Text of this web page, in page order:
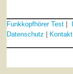
Funkkopfhörer Test
Datenschutz
Kontakt